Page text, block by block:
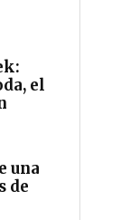
el
una
de